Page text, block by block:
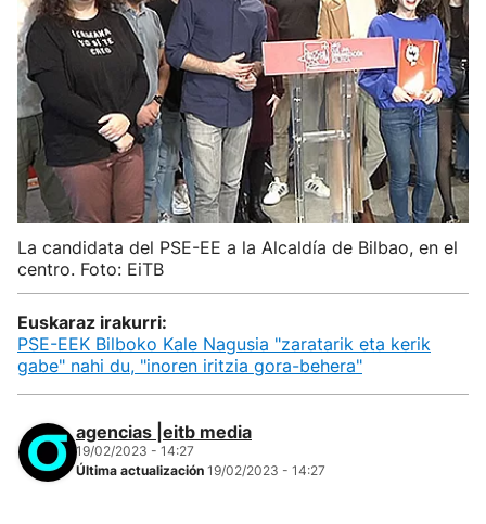
La candidata del PSE-EE a la Alcaldía de Bilbao, en el
centro. Foto: EiTB
Euskaraz irakurri:
PSE-EEK Bilboko Kale Nagusia "zaratarik eta kerik
gabe" nahi du, "inoren iritzia gora-behera"
agencias |eitb media
19/02/2023 - 14:27
Última actualización 19/02/2023 - 14:27